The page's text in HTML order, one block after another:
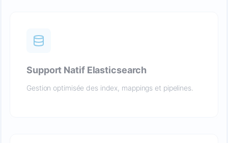
Support Natif Elasticsearch
Gestion optimisée des index, mappings et pipelines.